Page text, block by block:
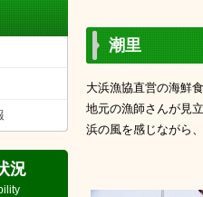
況
潮里
大浜漁協直営の海鮮
地元の漁師さんが見
浜の風を感じながら